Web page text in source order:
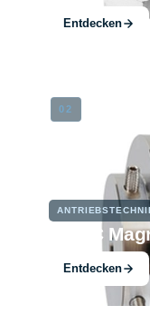
Entdecken
02
PMKC
Entdecken